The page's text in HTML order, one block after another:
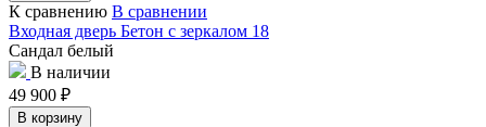
К сравнению В сравнении
Входная дверь Бетон с зеркалом 18
Сандал белый
В наличии
49 900 ₽
В корзину